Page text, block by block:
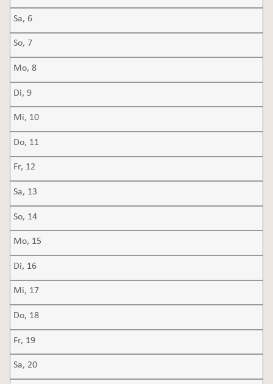
Sa, 6
So, 7
Mo, 8
Di, 9
Mi, 10
Do, 11
Fr, 12
Sa, 13
So, 14
Mo, 15
Di, 16
Mi, 17
Do, 18
Fr, 19
Sa, 20